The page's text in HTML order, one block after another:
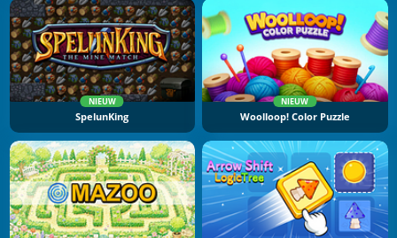
NIEUW
SpelunKing
NIEUW
Woolloop! Color Puzzle